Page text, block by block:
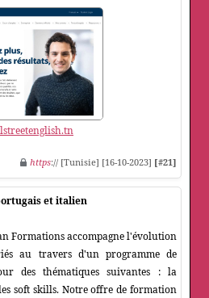
https:// [Tunisie] [16-10-2023] [#21]
et italien
Formations accompagne l'évolution
au travers d'un programme de
des thématiques suivantes : la
soft skills. Notre offre de formation